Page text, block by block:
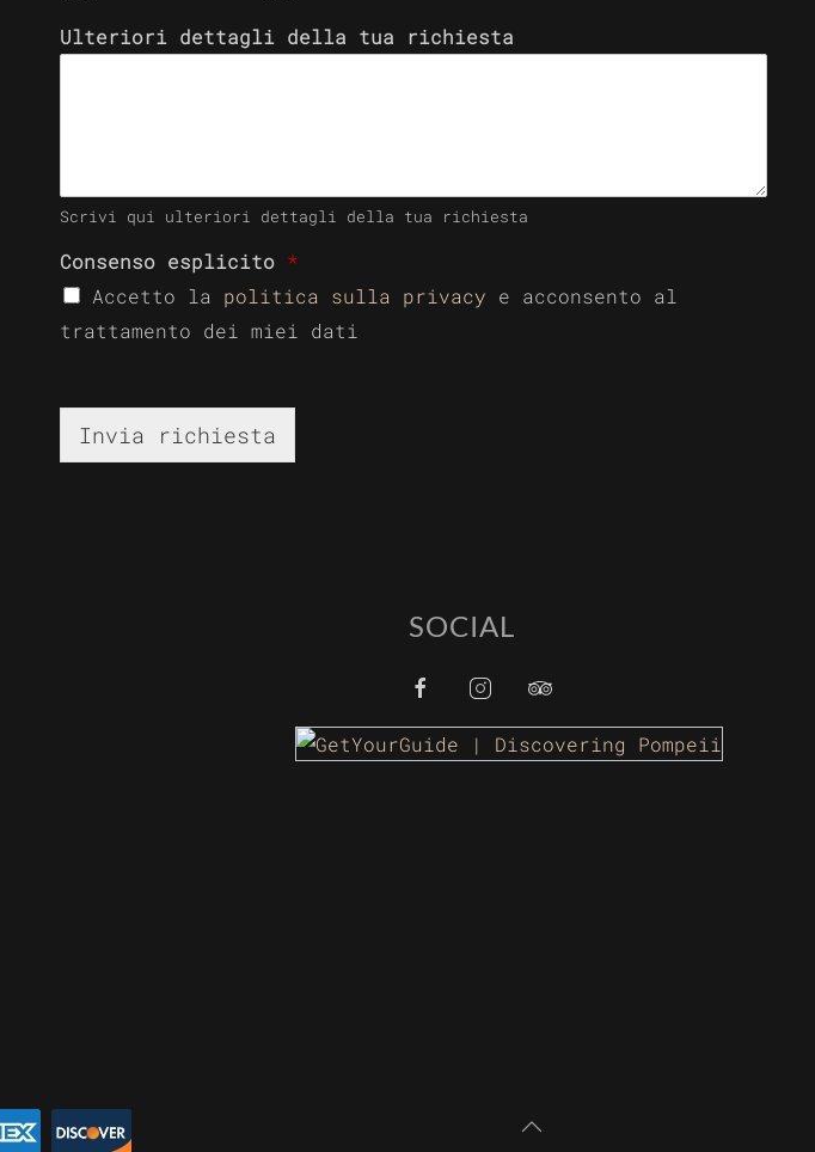
Ulteriori dettagli della tua richiesta
Scrivi qui ulteriori dettagli della tua richiesta
Consenso esplicito *
Accetto la politica sulla privacy e acconsento al
trattamento dei miei dati
Invia richiesta
SOCIAL